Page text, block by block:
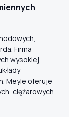
Firma
wysokiej
Meyle oferuje
ciężarowych